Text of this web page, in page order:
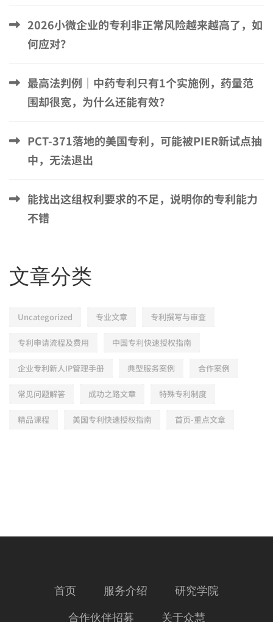
2026小微企业的专利非正常风险越来越高了，如
何应对？
最高法判例｜中药专利只有1个实施例，药量范
围却很宽，为什么还能有效？
PCT-371落地的美国专利，可能被PIER新试点抽
中，无法退出
能找出这组权利要求的不足，说明你的专利能力
不错
文章分类
Uncategorized 专业文章 专利撰写与审查
专利申请流程及费用 中国专利快速授权指南
企业专利新人IP管理手册 典型服务案例 合作案例
常见问题解答 成功之路文章 特殊专利制度
精品课程 美国专利快速授权指南 首页-重点文章
首页 服务介绍 研究学院
合作伙伴招募 关于众慧